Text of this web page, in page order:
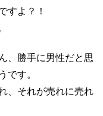
すよ？！
、勝手に男性だと思
です。
、それが売れに売れ